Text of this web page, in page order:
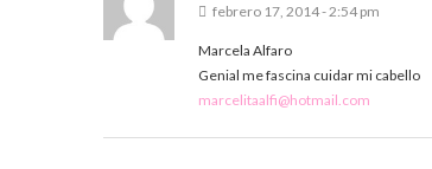
febrero 17, 2014 - 2:54 pm
Marcela Alfaro
Genial me fascina cuidar mi cabello
marcelitaalfi@hotmail.com